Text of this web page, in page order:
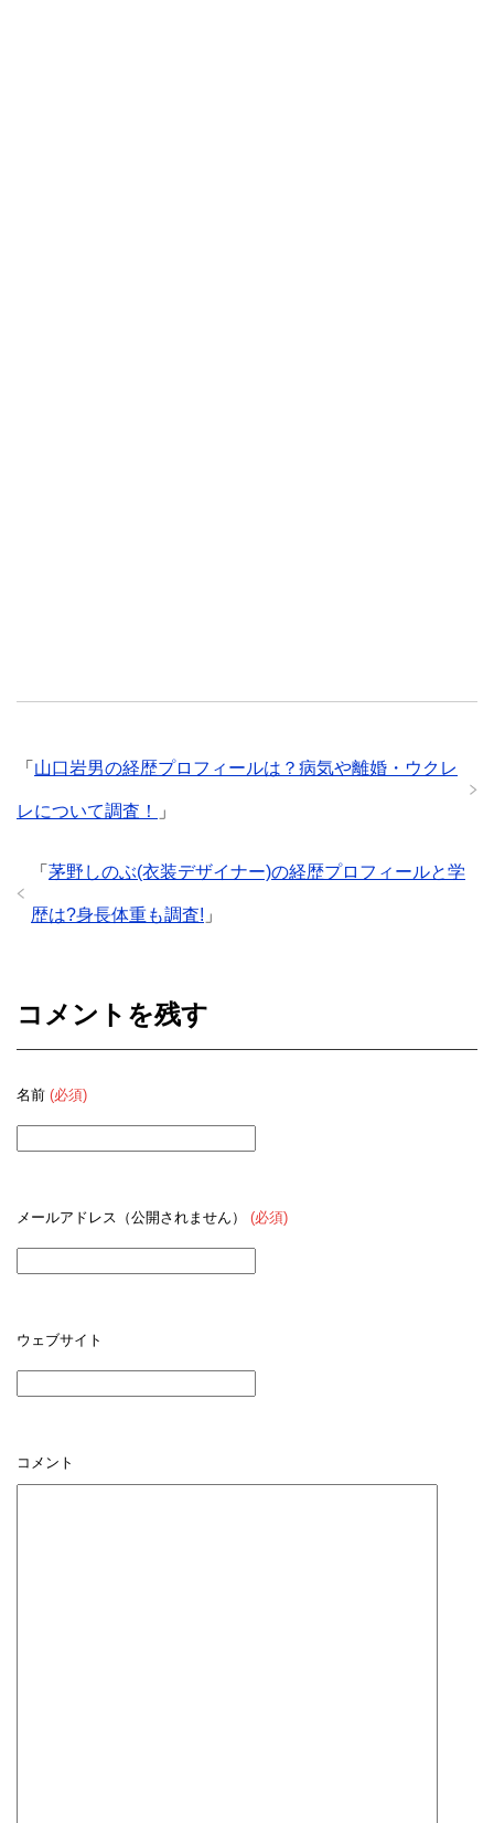
「 山口岩男の経歴プロフィールは？病気や離婚・ウクレ
レについて調査！ 」
「 茅野しのぶ(衣装デザイナー)の経歴プロフィールと学
歴は?身長体重も調査! 」
コメントを残す
名前 (必須)
メールアドレス（公開されません） (必須)
ウェブサイト
コメント